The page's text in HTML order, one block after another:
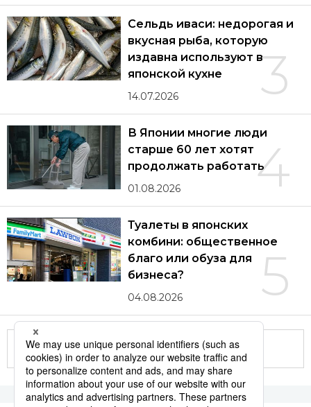
3
Сельдь иваси: недорогая и
вкусная рыба, которую
издавна используют в
японской кухне
14.07.2026
4
В Японии многие люди
старше 60 лет хотят
продолжать работать
01.08.2026
5
Туалеты в японских
комбини: общественное
благо или обуза для
бизнеса?
04.08.2026
Другие статьи по теме